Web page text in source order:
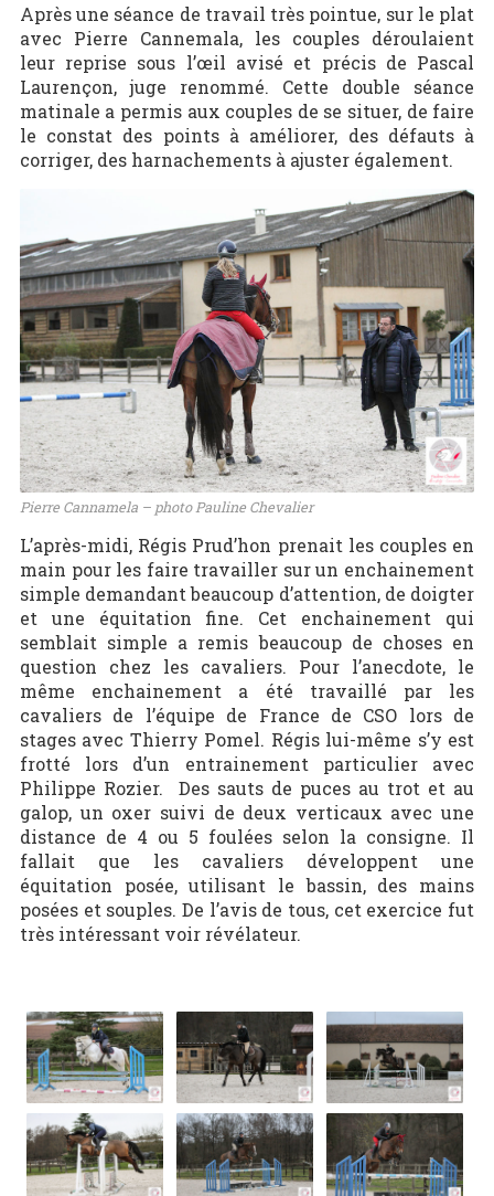
Après une séance de travail très pointue, sur le plat
avec Pierre Cannemala, les couples déroulaient
leur reprise sous l’œil avisé et précis de Pascal
Laurençon, juge renommé. Cette double séance
matinale a permis aux couples de se situer, de faire
le constat des points à améliorer, des défauts à
corriger, des harnachements à ajuster également.
Pierre Cannamela – photo Pauline Chevalier
L’après-midi, Régis Prud’hon prenait les couples en
main pour les faire travailler sur un enchainement
simple demandant beaucoup d’attention, de doigter
et une équitation fine. Cet enchainement qui
semblait simple a remis beaucoup de choses en
question chez les cavaliers. Pour l’anecdote, le
même enchainement a été travaillé par les
cavaliers de l’équipe de France de CSO lors de
stages avec Thierry Pomel. Régis lui-même s’y est
frotté lors d’un entrainement particulier avec
Philippe Rozier. Des sauts de puces au trot et au
galop, un oxer suivi de deux verticaux avec une
distance de 4 ou 5 foulées selon la consigne. Il
fallait que les cavaliers développent une
équitation posée, utilisant le bassin, des mains
posées et souples. De l’avis de tous, cet exercice fut
très intéressant voir révélateur.